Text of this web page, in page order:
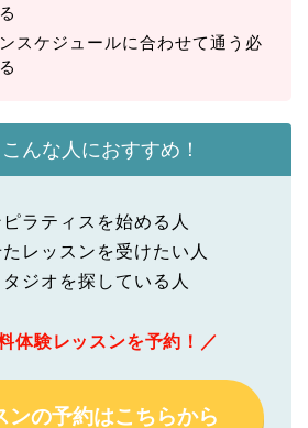
スケジュールに合わせて通う必
こんな人におすすめ！
ラティスを始める人
レッスンを受けたい人
ジオを探している人
体験レッスンを予約！／
ンの予約はこちらから